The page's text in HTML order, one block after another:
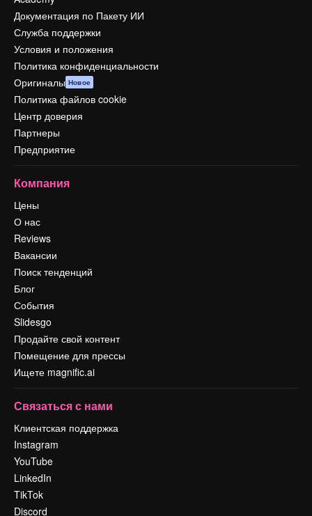
Документация по Пакету ИИ
Служба поддержки
Условия и положения
Политика конфиденциальности
Оригиналы Новое
Политика файлов cookie
Центр доверия
Партнеры
Предприятие
Компания
Цены
О нас
Reviews
Вакансии
Поиск тенденций
Блог
События
Slidesgo
Продайте свой контент
Помещение для прессы
Ищете magnific.ai
Связаться с нами
Клиентская поддержка
Instagram
YouTube
LinkedIn
TikTok
Discord